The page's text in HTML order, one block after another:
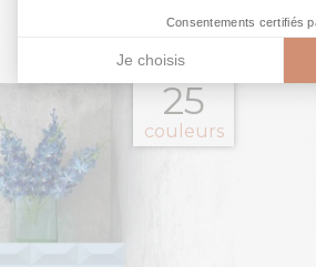
25
couleurs